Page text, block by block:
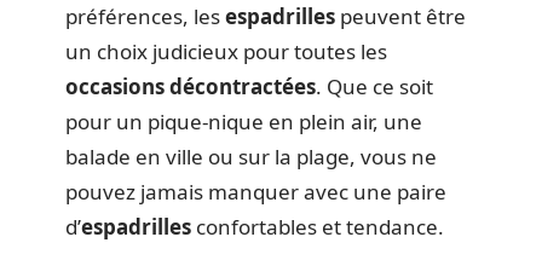
préférences, lesespadrilles peuvent être
un choix judicieux pour toutes les
occasions décontractées. Que ce soit
pour un pique-nique en plein air, une
balade en ville ou sur la plage, vous ne
pouvez jamais manquer avec une paire
d’espadrilles confortables et tendance.